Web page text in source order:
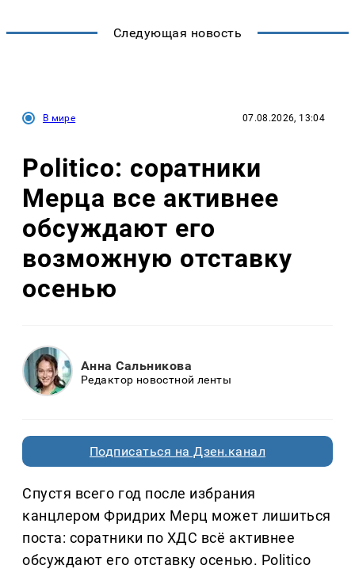
Следующая новость
В мире 07.08.2026, 13:04
Politico: соратники
Мерца все активнее
обсуждают его
возможную отставку
осенью
Анна Сальникова
Редактор новостной ленты
Подписаться на Дзен.канал
Спустя всего год после избрания
канцлером Фридрих Мерц может лишиться
поста: соратники по ХДС всё активнее
обсуждают его отставку осенью. Politico